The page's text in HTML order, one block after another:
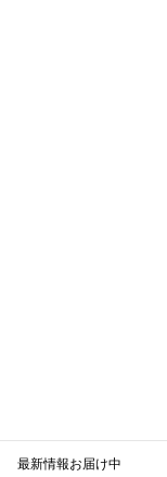
最新情報お届け中